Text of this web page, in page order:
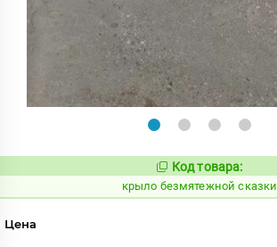
Код товара:
крыло безмятежной сказки
Цена